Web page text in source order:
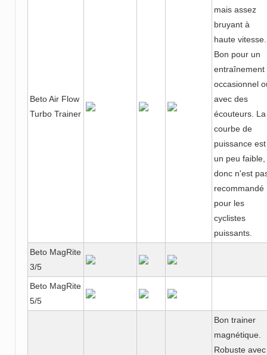
Beto Air Flow
Turbo Trainer
mais assez
bruyant à
haute vitesse.
Bon pour un
entraînement
occasionnel
avec des
écouteurs. La
courbe de
puissance est
un peu faible,
donc n'est
recommandé
pour les
cyclistes
puissants.
Beto MagRite
3/5
Beto MagRite
5/5
Bon trainer
magnétique.
Robuste avec